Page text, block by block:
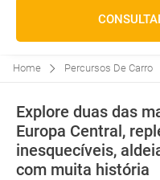
Home Percursos De Carro
Explore duas das
Europa Central,
inesquecíveis,
com muita história